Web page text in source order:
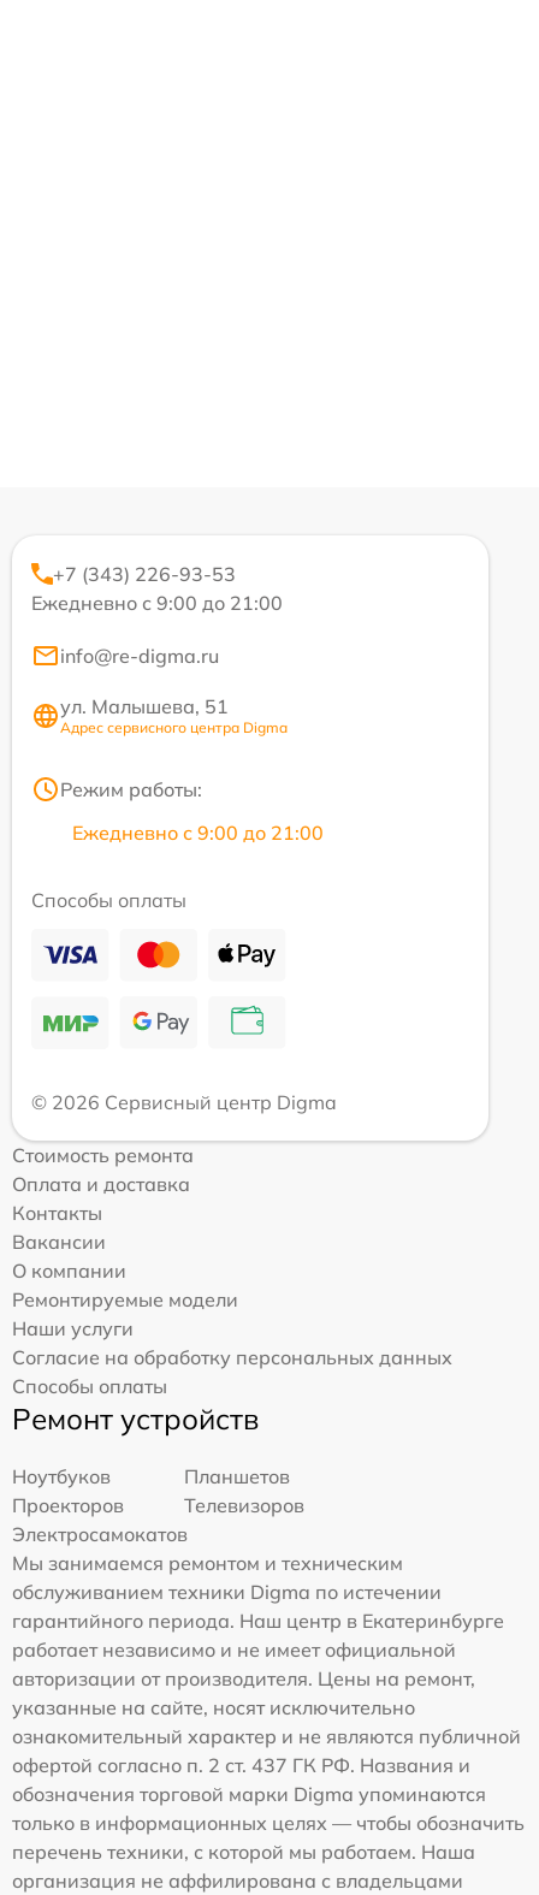
+7 (343) 226-93-53
Ежедневно с 9:00 до 21:00
info@re-digma.ru
ул. Малышева, 51
Адрес сервисного центра Digma
Режим работы:
Ежедневно с 9:00 до 21:00
Способы оплаты
© 2026 Сервисный центр Digma
Стоимость ремонта
Оплата и доставка
Контакты
Вакансии
О компании
Ремонтируемые модели
Наши услуги
Согласие на обработку персональных данных
Способы оплаты
Ремонт устройств
Ноутбуков
Планшетов
Проекторов
Телевизоров
Электросамокатов
Мы занимаемся ремонтом и техническим
обслуживанием техники Digma по истечении
гарантийного периода. Наш центр в Екатеринбурге
работает независимо и не имеет официальной
авторизации от производителя. Цены на ремонт,
указанные на сайте, носят исключительно
ознакомительный характер и не являются публичной
офертой согласно п. 2 ст. 437 ГК РФ. Названия и
обозначения торговой марки Digma упоминаются
только в информационных целях — чтобы обозначить
перечень техники, с которой мы работаем. Наша
организация не аффилирована с владельцами